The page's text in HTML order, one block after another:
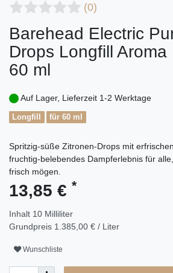
(0)
Barehead Electric
Drops Longfill Aroma
60 ml
Auf Lager, Lieferzeit 1-2 Werktage
Longfill für 60 ml
Spritzig-süße Zitronen-Drops mit
fruchtig-belebendes Dampferlebnis für
frisch mögen.
13,85 € *
Inhalt 10 Milliliter
Grundpreis 1.385,00 € / Liter
Wunschliste